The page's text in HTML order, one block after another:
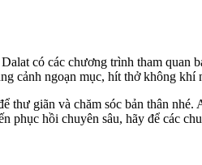
có các chương trình tham
cảnh ngoạn mục, hít thở không
thư giãn và chăm sóc bản thân
phục hồi chuyên sâu, hãy để các